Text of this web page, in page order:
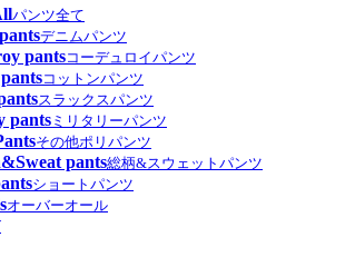
パンツ全て
デニムパンツ
pantsコーデュロイパンツ
コットンパンツ
スラックスパンツ
pants ミリタリーパンツ
その他ポリパンツ
pants総柄&スウェットパンツ
ショートパンツ
オーバーオール